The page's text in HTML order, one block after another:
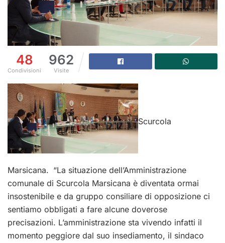
48
Condivisioni
962
Visite
Scurcola
Marsicana. “La situazione dell’Amministrazione
comunale di Scurcola Marsicana è diventata ormai
insostenibile e da gruppo consiliare di opposizione ci
sentiamo obbligati a fare alcune doverose
precisazioni. L’amministrazione sta vivendo infatti il
momento peggiore dal suo insediamento, il sindaco